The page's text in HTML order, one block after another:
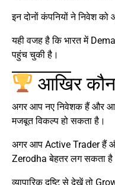
इन दोनों कंपनियों ने निवेश
यही वजह है कि भारत में
पहुंच चुकी है।
आखिर
अगर आप नए निवेशक हैं और
मजबूत विकल्प हो सकता है।
अगर आप Active Trader हैं
Zerodha बेहतर लग सकता
व्यापारिक दृष्टि से देखें तो